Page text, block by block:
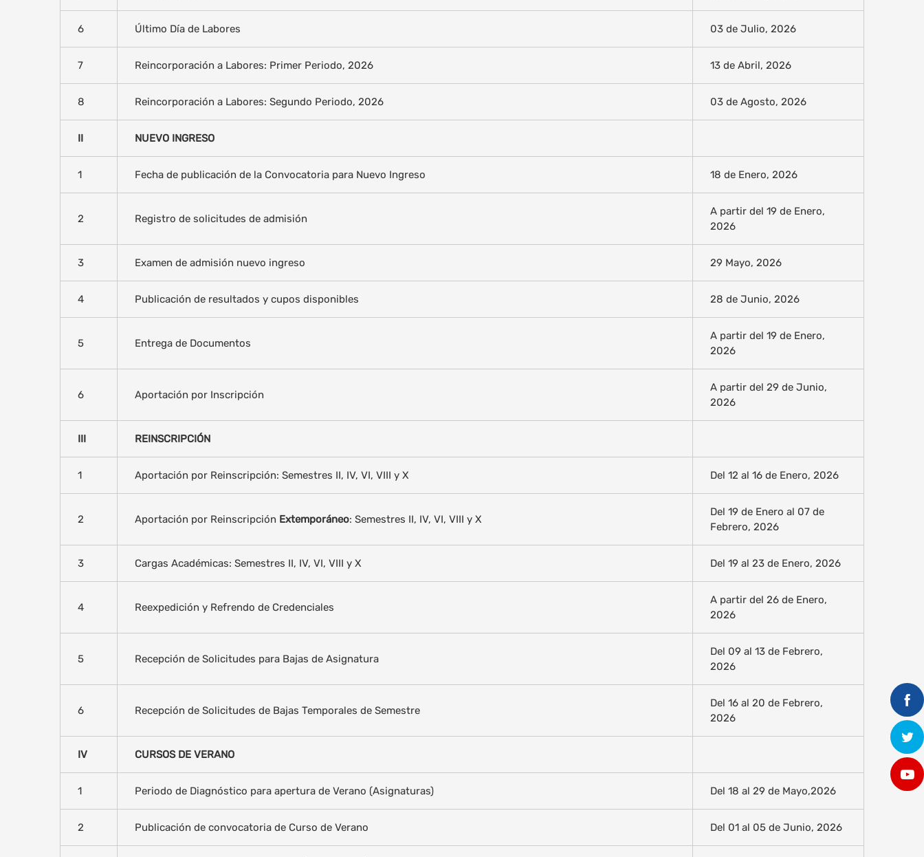
6 Último Día de Labores 03 de Julio, 2026
7 Reincorporación a Labores: Primer Periodo, 2026 13 de Abril, 2026
8 Reincorporación a Labores: Segundo Periodo, 2026 03 de Agosto, 2026
II NUEVO INGRESO
1 Fecha de publicación de la Convocatoria para Nuevo Ingreso 18 de Enero, 2026
2 Registro de solicitudes de admisión
A partir del 19 de Enero,
2026
3 Examen de admisión nuevo ingreso 29 Mayo, 2026
4 Publicación de resultados y cupos disponibles 28 de Junio, 2026
5 Entrega de Documentos
A partir del 19 de Enero,
2026
6 Aportación por Inscripción
A partir del 29 de Junio,
2026
III REINSCRIPCIÓN
1 Aportación por Reinscripción: Semestres II, IV, VI, VIII y X Del 12 al 16 de Enero, 2026
2 Aportación por Reinscripción Extemporáneo: Semestres II, IV, VI, VIII y X
Del 19 de Enero al 07 de
Febrero, 2026
3 Cargas Académicas: Semestres II, IV, VI, VIII y X Del 19 al 23 de Enero, 2026
4 Reexpedición y Refrendo de Credenciales
A partir del 26 de Enero,
2026
5 Recepción de Solicitudes para Bajas de Asignatura
Del 09 al 13 de Febrero,
2026
6 Recepción de Solicitudes de Bajas Temporales de Semestre
Del 16 al 20 de Febrero,
2026
IV CURSOS DE VERANO
1 Periodo de Diagnóstico para apertura de Verano (Asignaturas) Del 18 al 29 de Mayo,2026
2 Publicación de convocatoria de Curso de Verano Del 01 al 05 de Junio, 2026